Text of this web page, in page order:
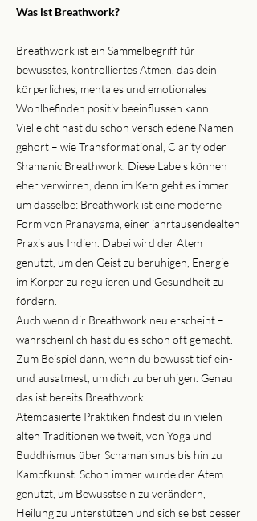
Was ist Breathwork?
Breathwork ist ein Sammelbegriff für
bewusstes, kontrolliertes Atmen, das dein
körperliches, mentales und emotionales
Wohlbefinden positiv beeinflussen kann.
Vielleicht hast du schon verschiedene Namen
gehört – wie Transformational, Clarity oder
Shamanic Breathwork. Diese Labels können
eher verwirren, denn im Kern geht es immer
um dasselbe: Breathwork ist eine moderne
Form von Pranayama, einer jahrtausendealten
Praxis aus Indien. Dabei wird der Atem
genutzt, um den Geist zu beruhigen, Energie
im Körper zu regulieren und Gesundheit zu
fördern.
Auch wenn dir Breathwork neu erscheint –
wahrscheinlich hast du es schon oft gemacht.
Zum Beispiel dann, wenn du bewusst tief ein-
und ausatmest, um dich zu beruhigen. Genau
das ist bereits Breathwork.
Atembasierte Praktiken findest du in vielen
alten Traditionen weltweit, von Yoga und
Buddhismus über Schamanismus bis hin zu
Kampfkunst. Schon immer wurde der Atem
genutzt, um Bewusstsein zu verändern,
Heilung zu unterstützen und sich selbst besser